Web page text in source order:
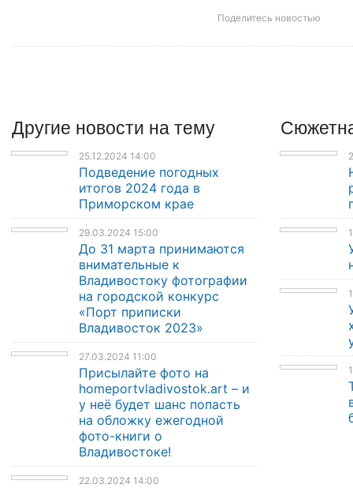
Поделитесь новостью
Другие новости на тему
25.12.2024 14:00
Подведение погодных
итогов 2024 года в
Приморском крае
29.03.2024 15:00
До 31 марта принимаются
внимательные к
Владивостоку фотографии
на городской конкурс
«Порт приписки
Владивосток 2023»
27.03.2024 11:00
Присылайте фото на
homeportvladivostok.art – и
у неё будет шанс попасть
на обложку ежегодной
фото-книги о
Владивостоке!
22.03.2024 14:00